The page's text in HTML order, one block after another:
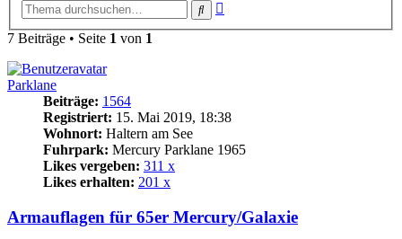
Suche
7 Beiträge • Seite 1 von 1
Parklane
Beiträge: 1564
Registriert: 15. Mai 2019, 18:38
Wohnort: Haltern am See
Fuhrpark: Mercury Parklane 1965
Likes vergeben: 311 x
Likes erhalten: 201 x
Armauflagen für 65er Mercury/Galaxie